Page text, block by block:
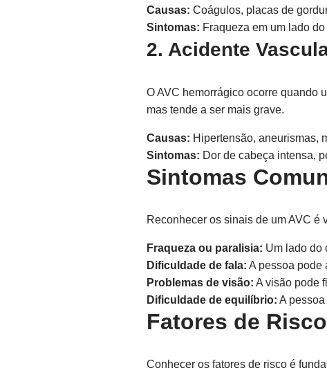
Causas: Coágulos, placas de
Sintomas: Fraqueza em um lado
2. Acidente
O AVC hemorrágico ocorre quando
mas tende a ser mais grave.
Causas: Hipertensão, aneurismas,
Sintomas: Dor de cabeça intensa,
Sintomas
Reconhecer os sinais de um AVC é
Fraqueza ou paralisia: Um lado do
Dificuldade de fala: A pessoa pode
Problemas de visão: A visão pode
Dificuldade de equilíbrio: A
Fatores de
Conhecer os fatores de risco é